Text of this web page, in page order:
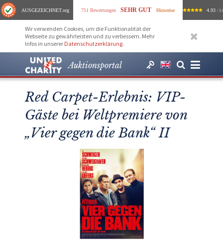
AUSGEZEICHNET.org 751 Bewertungen SEHR GUT Hinweise 4.93 /
Wir verwenden Cookies, um die Funktionalität der
Webseite zu gewährleisten und zu verbessern. Mehr
Infos in unserer Datenschutzerklärung.
Auktionsportal
Red Carpet-Erlebnis: VIP-
Gäste bei Weltpremiere von
„Vier gegen die Bank“ II